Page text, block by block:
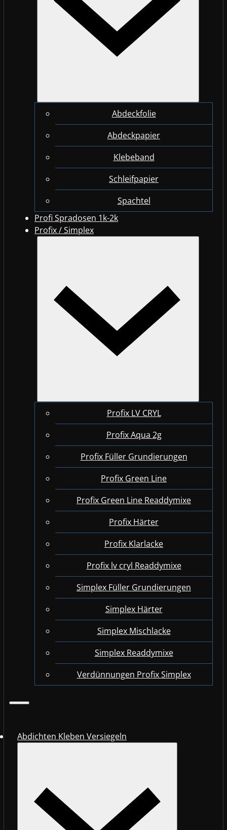
Abdeckfolie
Abdeckpapier
Klebeband
Schleifpapier
Spachtel
Profi Spradosen 1k-2k
Profix / Simplex
Profix LV CRYL
Profix Aqua 2g
Profix Füller Grundierungen
Profix Green Line
Profix Green Line Readdymixe
Profix Härter
Profix Klarlacke
Profix lv cryl Readdymixe
Simplex Füller Grundierungen
Simplex Härter
Simplex Mischlacke
Simplex Readdymixe
Verdünnungen Profix Simplex
Abdichten Kleben Versiegeln